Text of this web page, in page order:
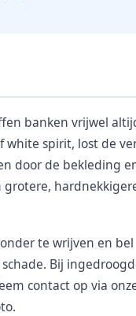
banken vrijwel
white spirit, lost de
door de bekleding
te wrijven en bel
Bij
contact op via